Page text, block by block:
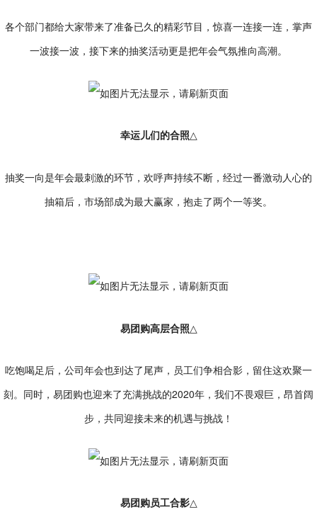
各个部门都给大家带来了准备已久的精彩节目，惊喜一连接一连，掌声
一波接一波，接下来的抽奖活动更是把年会气氛推向高潮。
幸运儿们的合照△
抽奖一向是年会最刺激的环节，欢呼声持续不断，经过一番激动人心的
抽箱后，市场部成为最大赢家，抱走了两个一等奖。
易团购高层合照△
吃饱喝足后，公司年会也到达了尾声，员工们争相合影，留住这欢聚一
刻。同时，易团购也迎来了充满挑战的2020年，我们不畏艰巨，昂首阔
步，共同迎接未来的机遇与挑战！
易团购员工合影△